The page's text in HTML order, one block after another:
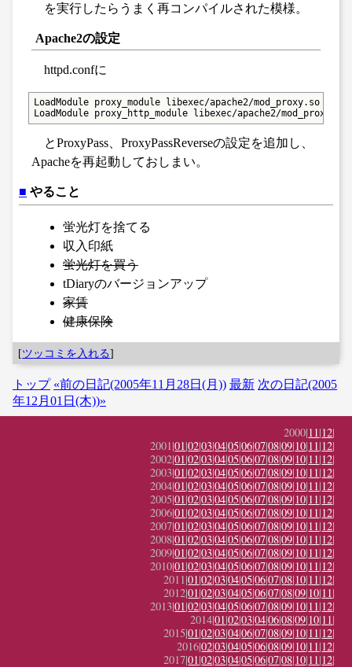
を実行したらうまく再コンパイルされた模様。
Apache2の設定
httpd.confに
LoadModule proxy_module libexec/apache2/mod_proxy.so
LoadModule proxy_http_module libexec/apache2/
とProxyPass、ProxyPassReverseの設定を追加し、
Apacheを再起動しておしまい。
■ やること
蛍光灯を捨てる
収入印紙
蛍光灯を買う
tDiaryのバージョンアップ
家賃
健康保険
[ツッコミを入れる]
トップ «前の日記(2005年11月28日(月)) 最新 次の日記(2005
年12月01日(木))»
2000|11|12|
2001|01|02|03|04|05|06|07|08|09|10|11|12|
2002|01|02|03|04|05|06|07|08|09|10|11|12|
2003|01|02|03|04|05|06|07|08|09|10|11|12|
2004|01|02|03|04|05|06|07|08|09|10|11|12|
2005|01|02|03|04|05|06|07|08|09|10|11|12|
2006|01|02|03|04|05|06|07|08|09|10|11|12|
2007|01|02|03|04|05|06|07|08|09|10|11|12|
2008|01|02|03|04|05|06|07|08|09|10|11|12|
2009|01|02|03|04|05|06|07|08|09|10|11|12|
2010|01|02|03|04|05|06|07|08|09|10|11|12|
2011|01|02|03|04|05|06|07|08|10|11|12|
2012|01|02|03|04|05|06|07|08|09|10|11|
2013|01|02|03|04|05|06|07|08|09|10|11|12|
2014|01|02|03|04|06|08|09|10|11|
2015|01|02|03|04|06|07|08|09|10|11|12|
2016|02|03|04|05|06|08|09|10|11|12|
2017|01|02|03|04|05|06|07|08|10|11|12|